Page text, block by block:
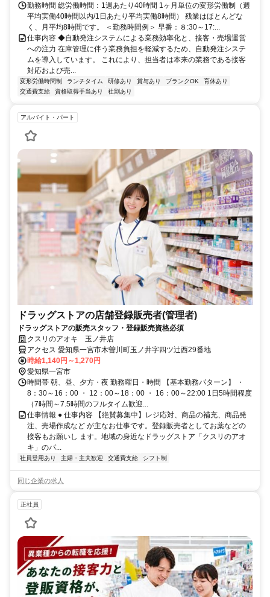
勤務時間 総労働時間：1週あたり40時間 1ヶ月単位の変形労働制（週
平均実働40時間以内/1日あたり平均実働8時間） 残業はほとんどな
く、月平均8時間です。 ＜勤務時間例＞ 早番：８:30～17:...
仕事内容 ◆自動発注システムによる業務効率化と、接客・売場運営
への注力 在庫管理に伴う業務負担を軽減するため、自動発注システ
ムを導入しています。 これにより、担当者は本来の業務である接客
対応および売...
変形労働時間制 ランチタイム 研修あり 賞与あり ブランクOK
育休あり
交通費支給
資格取得手当あり 社割あり
アルバイト・パート
ドラッグストアの店舗登録販売者(管理者)
ドラッグストアの販売スタッフ・登録販売資格必須
クスリのアオキ 玉ノ井店
アクセス 愛知県一宮市木曽川町玉ノ井字四ツ辻西29番地
時給1,140円～1,270円
愛知県一宮市
時間帯 朝、昼、夕方・夜 勤務曜日・時間 【基本勤務パターン】 ・
8：30～16：00 ・ 12：00～18：00 ・ 16：00～22:00 1日5時間程度
（7時間～7.5時間のフルタイム歓迎...
仕事情報 ● 仕事内容 【絶賛募集中】レジ応対、商品の補充、商品発
注、売場作成など が主なお仕事です。登録販売者としてお薬などの
接客もお願いし ます。地域の身近なドラッグストア「クスリのアオ
キ」のパ...
社員登用あり 主婦・主夫歓迎 交通費支給 シフト制
同じ企業の求人
正社員